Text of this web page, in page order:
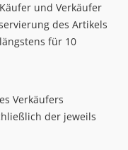
und Verkäufer
des Artikels
für 10
Verkäufers
der jeweils